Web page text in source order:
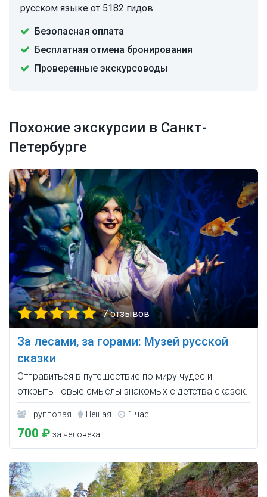
русском языке от 5182 гидов.
Безопасная оплата
Бесплатная отмена бронирования
Проверенные экскурсоводы
Похожие экскурсии в Санкт-
Петербурге
7 отзывов
За лесами, за горами: Музей русской
сказки
Отправиться в путешествие по миру чудес и
открыть новые смыслы знакомых с детства сказок.
Групповая Пешая 1 час
700 ₽ за человека